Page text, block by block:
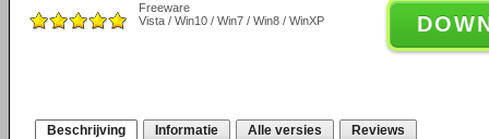
Freeware
Vista / Win10 / Win7 / Win8 / WinXP
Beschrijving Informatie Alle versies Reviews